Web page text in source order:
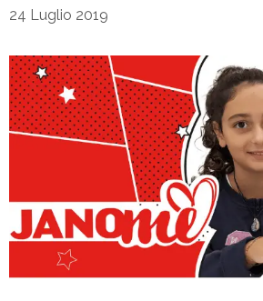
24 Luglio 2019